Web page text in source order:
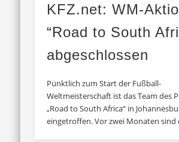
KFZ.net: WM-
“Road to South
abgeschlossen
Pünktlich zum Start der Fußball-
Weltmeisterschaft ist das Team des
„Road to South Africa“ in
eingetroffen. Vor zwei Monaten sind